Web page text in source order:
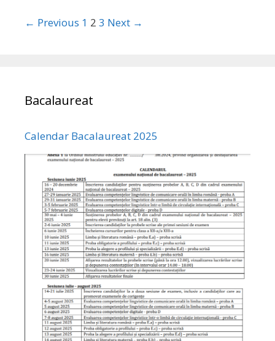
← Previous 1 2 3 Next →
Bacalaureat
Calendar Bacalaureat 2025